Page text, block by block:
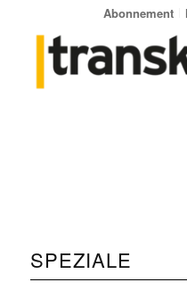
Abonnement
SPEZIALE